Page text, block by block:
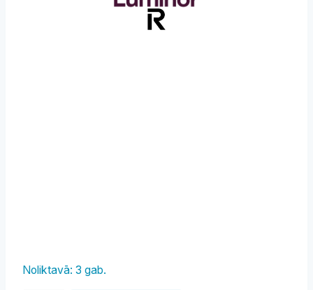
Noliktavā: 3 gab.